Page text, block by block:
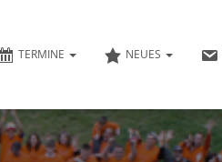
TERMINE NEUES